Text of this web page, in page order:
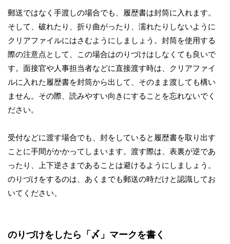
郵送ではなく手渡しの場合でも、履歴書は封筒に入れます。
そして、破れたり、折り曲がったり、濡れたりしないように
クリアファイルにはさむようにしましょう。封筒を使用する
際の注意点として、この場合はのりづけはしなくても良いで
す。面接官や人事担当者などに直接渡す時は、クリアファイ
ルに入れた履歴書を封筒から出して、そのまま渡しても構い
ません。その際、読みやすい向きにすることを忘れないでく
ださい。
受付などに渡す場合でも、封をしていると履歴書を取り出す
ことに手間がかかってしまいます。渡す際は、表裏が逆であ
ったり、上下逆さまであることは避けるようにしましょう。
のりづけをするのは、あくまでも郵送の時だけと認識してお
いてください。
のりづけをしたら「〆」マークを書く